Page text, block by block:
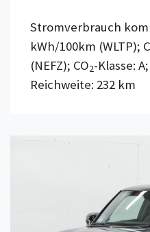
Stromverbrauch
kWh/100km (WLTP);
(NEFZ); CO2-Klasse:
Reichweite: 232 km
Details anzeigen